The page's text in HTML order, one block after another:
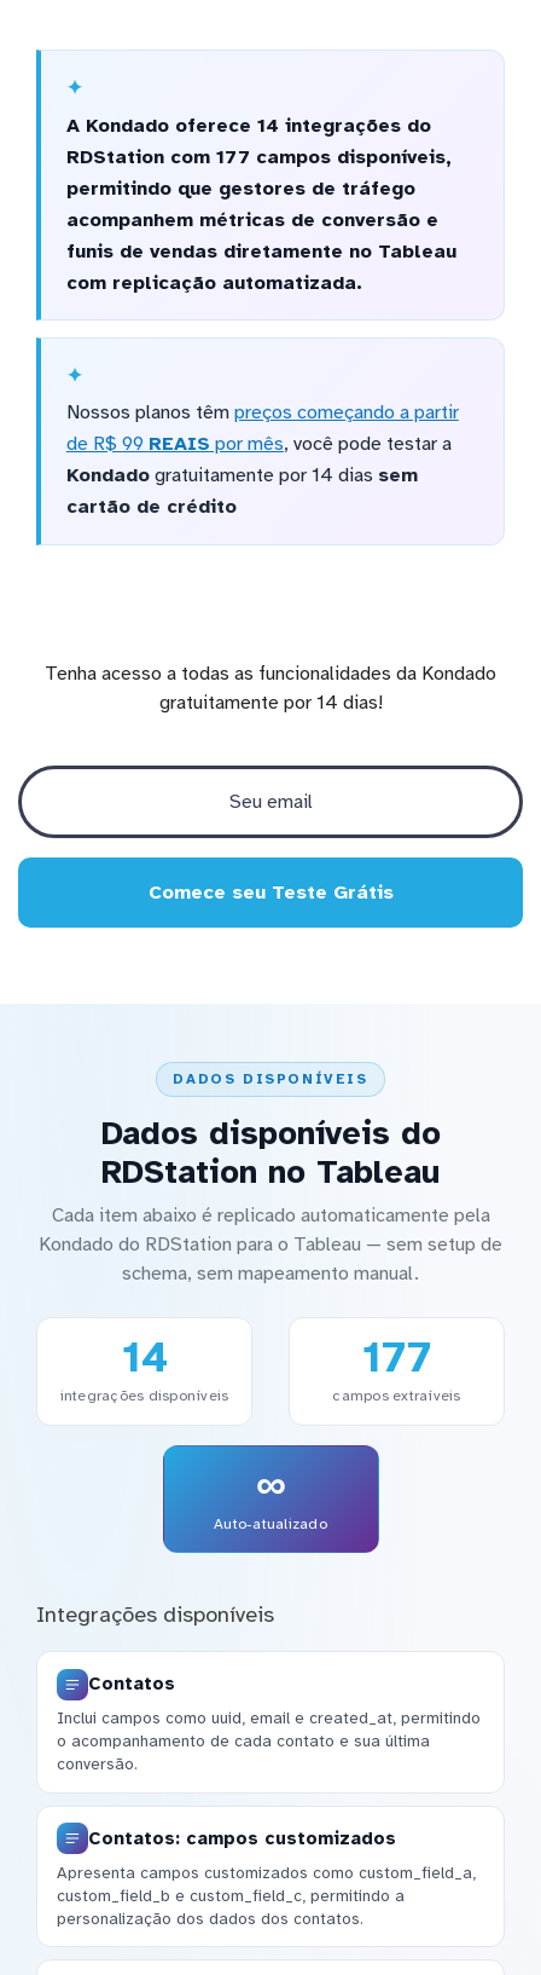
A Kondado oferece 14 integrações do
RDStation com 177 campos disponíveis,
permitindo que gestores de tráfego
acompanhem métricas de conversão e
funis de vendas diretamente no Tableau
com replicação automatizada.
Nossos planos têm preços começando a partir
de R$ 99 REAIS por mês, você pode testar a
Kondadogratuitamente por 14 dias sem
cartão de crédito
Tenha acesso a todas as funcionalidades da Kondado
gratuitamente por 14 dias!
Comece seu Teste Grátis
DADOS DISPONÍVEIS
Dados disponíveis do
RDStation no Tableau
Cada item abaixo é replicado automaticamente pela
Kondado do RDStation para o Tableau — sem setup de
schema, sem mapeamento manual.
14
integrações disponíveis
177
campos extraíveis
∞
Auto-atualizado
Integrações disponíveis
Contatos
Inclui campos como uuid, email e created_at, permitindo
o acompanhamento de cada contato e sua última
conversão.
Contatos: campos customizados
Apresenta campos customizados como custom_field_a,
custom_field_b e custom_field_c, permitindo a
personalização dos dados dos contatos.